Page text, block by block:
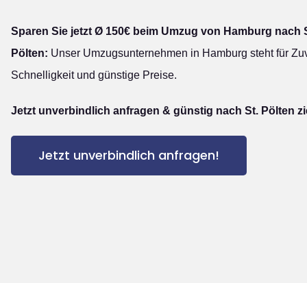
Sparen Sie jetzt Ø 150€ beim Umzug von Hamburg nach
Pölten: Unser Umzugsunternehmen in Hamburg steht für
Schnelligkeit und günstige Preise.
Jetzt unverbindlich anfragen & günstig nach St. Pölten
Jetzt unverbindlich anfragen!